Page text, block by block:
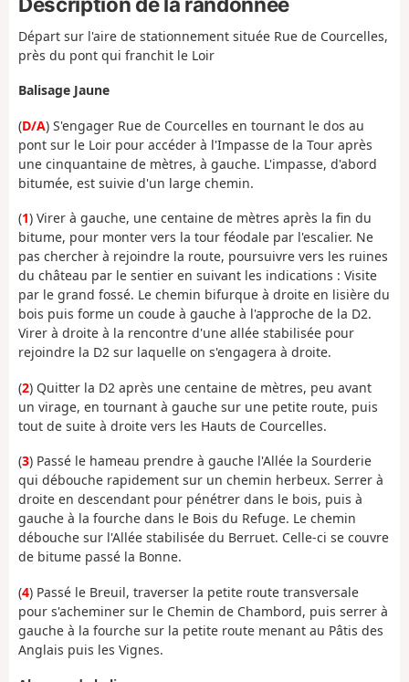
Départ sur l'aire de stationnement située Rue de Courcelles,
près du pont qui franchit le Loir
Balisage Jaune
(D/A) S'engager Rue de Courcelles en tournant le dos au
pont sur le Loir pour accéder à l'Impasse de la Tour après
une cinquantaine de mètres, à gauche. L'impasse, d'abord
bitumée, est suivie d'un large chemin.
(1) Virer à gauche, une centaine de mètres après la fin du
bitume, pour monter vers la tour féodale par l'escalier. Ne
pas chercher à rejoindre la route, poursuivre vers les ruines
du château par le sentier en suivant les indications : Visite
par le grand fossé. Le chemin bifurque à droite en lisière du
bois puis forme un coude à gauche à l'approche de la D2.
Virer à droite à la rencontre d'une allée stabilisée pour
rejoindre la D2 sur laquelle on s'engagera à droite.
(2) Quitter la D2 après une centaine de mètres, peu avant
un virage, en tournant à gauche sur une petite route, puis
tout de suite à droite vers les Hauts de Courcelles.
(3) Passé le hameau prendre à gauche l'Allée la Sourderie
qui débouche rapidement sur un chemin herbeux. Serrer à
droite en descendant pour pénétrer dans le bois, puis à
gauche à la fourche dans le Bois du Refuge. Le chemin
débouche sur l'Allée stabilisée du Berruet. Celle-ci se couvre
de bitume passé la Bonne.
(4) Passé le Breuil, traverser la petite route transversale
pour s'acheminer sur le Chemin de Chambord, puis serrer à
gauche à la fourche sur la petite route menant au Pâtis des
Anglais puis les Vignes.